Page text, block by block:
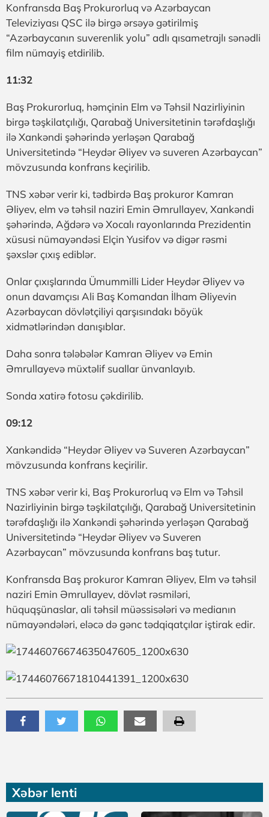
Xəbər lenti
Konfransda Baş Prokurorluq və Azərbaycan
Televiziyası QSC ilə birgə ərsəyə gətirilmiş
“Azərbaycanın suverenlik yolu” adlı qısametrajlı sənədli
film nümayiş etdirilib.
11:32
Baş Prokurorluq, həmçinin Elm və Təhsil Nazirliyinin
birgə təşkilatçılığı, Qarabağ Universitetinin tərəfdaşlığı
ilə Xankəndi şəhərində yerləşən Qarabağ
Universitetində “Heydər Əliyev və suveren Azərbaycan”
mövzusunda konfrans keçirilib.
TNS xəbər verir ki, tədbirdə Baş prokuror Kamran
Əliyev, elm və təhsil naziri Emin Əmrullayev, Xankəndi
şəhərində, Ağdərə və Xocalı rayonlarında Prezidentin
xüsusi nümayəndəsi Elçin Yusifov və digər rəsmi
şəxslər çıxış ediblər.
Onlar çıxışlarında Ümummilli Lider Heydər Əliyev və
onun davamçısı Ali Baş Komandan İlham Əliyevin
Azərbaycan dövlətçiliyi qarşısındakı böyük
xidmətlərindən danışıblar.
Daha sonra tələbələr Kamran Əliyev və Emin
Əmrullayevə müxtəlif suallar ünvanlayıb.
Sonda xatirə fotosu çəkdirilib.
09:12
Xankəndidə “Heydər Əliyev və Suveren Azərbaycan”
mövzusunda konfrans keçirilir.
TNS xəbər verir ki, Baş Prokurorluq və Elm və Təhsil
Nazirliyinin birgə təşkilatçılığı, Qarabağ Universitetinin
tərəfdaşlığı ilə Xankəndi şəhərində yerləşən Qarabağ
Universitetində “Heydər Əliyev və Suveren
Azərbaycan” mövzusunda konfrans baş tutur.
Konfransda Baş prokuror Kamran Əliyev, Elm və təhsil
naziri Emin Əmrullayev, dövlət rəsmiləri,
hüquqşünaslar, ali təhsil müəssisələri və medianın
nümayəndələri, eləcə də gənc tədqiqatçılar iştirak edir.